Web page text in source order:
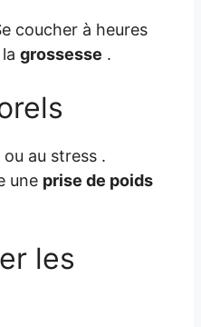
coucher à heures
grossesse .
au stress .
une prise de poids
les